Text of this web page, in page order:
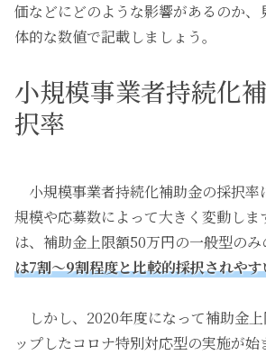
価などにどのような影響があるのか
体的な数値で記載しましょう。
小規模事業者持続化
択率
小規模事業者持続化補助金の採択率
規模や応募数によって大きく変動しま
は、補助金上限額50万円の一般型のみ
は7割～9割程度と比較的採択されや
しかし、2020年度になって補助金
ップしたコロナ特別対応型の実施が始